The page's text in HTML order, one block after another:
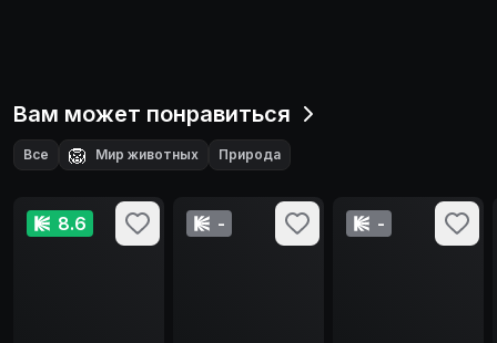
Вам может понравиться
Все 🦁 Мир животных Природа
8.6 - -